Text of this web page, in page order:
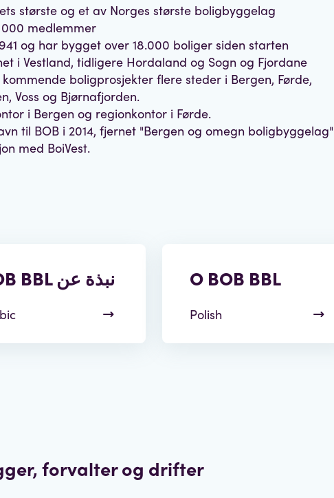
største og et av Norges største boligbyggelag
medlemmer
og har bygget over 18.000 boliger siden starten
i Vestland, tidligere Hordaland og Sogn og Fjordane
boligprosjekter flere steder i Bergen, Førde,
Voss og Bjørnafjorden.
i Bergen og regionkontor i Førde.
til BOB i 2014, fjernet "Bergen og omegn boligbyggelag"
med BoiVest.
BOB BBL نبذة عن O BOB BBL
Polish
forvalterog drifter